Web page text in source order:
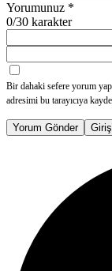
Yorumunuz *
0/30 karakter
Bir dahaki sefere yorum
adresimi bu tarayıcıya
Yorum Gönder